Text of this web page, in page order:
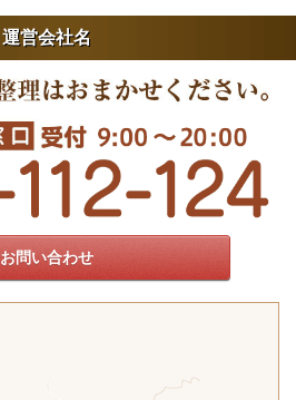
運営会社名
お問い合わせ